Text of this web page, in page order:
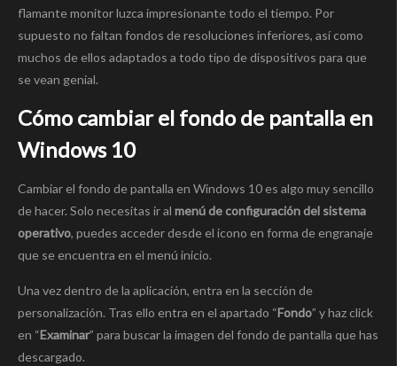
flamante monitor luzca impresionante todo el tiempo. Por
supuesto no faltan fondos de resoluciones inferiores, así como
muchos de ellos adaptados a todo tipo de dispositivos para que
se vean genial.
Cómo cambiar el fondo de pantalla en
Windows 10
Cambiar el fondo de pantalla en Windows 10 es algo muy sencillo
de hacer. Solo necesitas ir al menú de configuración del sistema
operativo, puedes acceder desde el icono en forma de engranaje
que se encuentra en el menú inicio.
Una vez dentro de la aplicación, entra en la sección de
personalización. Tras ello entra en el apartado “Fondo” y haz click
en “Examinar” para buscar la imagen del fondo de pantalla que has
descargado.